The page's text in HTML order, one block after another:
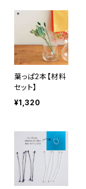
葉っぱ2本【材料
セット】
¥1,320